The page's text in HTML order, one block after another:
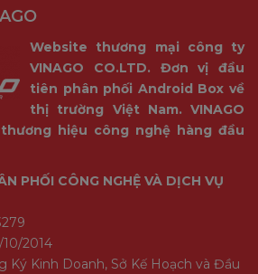
Website thương mại công ty
VINAGO CO.LTD. Đơn vị đầu
tiên phân phối Android Box về
thị trường Việt Nam. VINAGO
hiệu công nghệ hàng đầu
PHỐI CÔNG NGHỆ VÀ DỊCH VỤ
10/2014
Ký Kinh Doanh, Sở Kế Hoạch và Đầu